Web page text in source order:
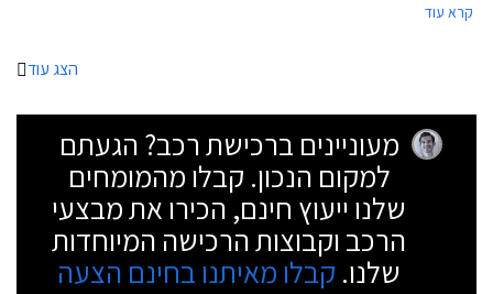
קרא עוד
הצג עוד
מעוניינים ברכישת רכב? הגעתם
למקום הנכון. קבלו מהמומחים
שלנו ייעוץ חינם, הכירו את מבצעי
הרכב וקבוצות הרכישה המיוחדות
שלנו. קבלו מאיתנו בחינם הצעה